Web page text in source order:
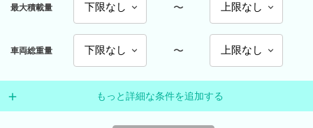
最大積載量 〜
車両総重量 〜
もっと詳細な条件を追加する